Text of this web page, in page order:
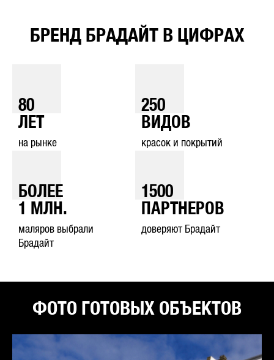
БРЕНД БРАДАЙТ В ЦИФРАХ
80
ЛЕТ
на рынке
250
ВИДОВ
красок и покрытий
БОЛЕЕ
1
МЛН.
маляров выбрали
Брадайт
1500
ПАРТНЕРОВ
доверяют Брадайт
ФОТО ГОТОВЫХ ОБЪЕКТОВ